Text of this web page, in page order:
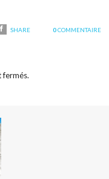
SHARE 0 COMMENTAIRE
fermés.